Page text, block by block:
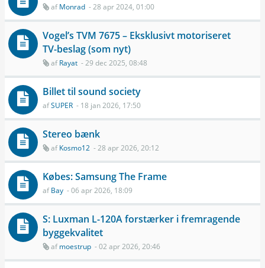
afMonrad - 28 apr 2024, 01:00
Vogel’s TVM 7675 – Eksklusivt motoriseret
TV-beslag (som nyt)
afRayat - 29 dec 2025, 08:48
Billet til sound society
afSUPER - 18 jan 2026, 17:50
Stereo bænk
afKosmo12 - 28 apr 2026, 20:12
Købes: Samsung The Frame
afBay - 06 apr 2026, 18:09
S: Luxman L-120A forstærker i fremragende
byggekvalitet
afmoestrup - 02 apr 2026, 20:46